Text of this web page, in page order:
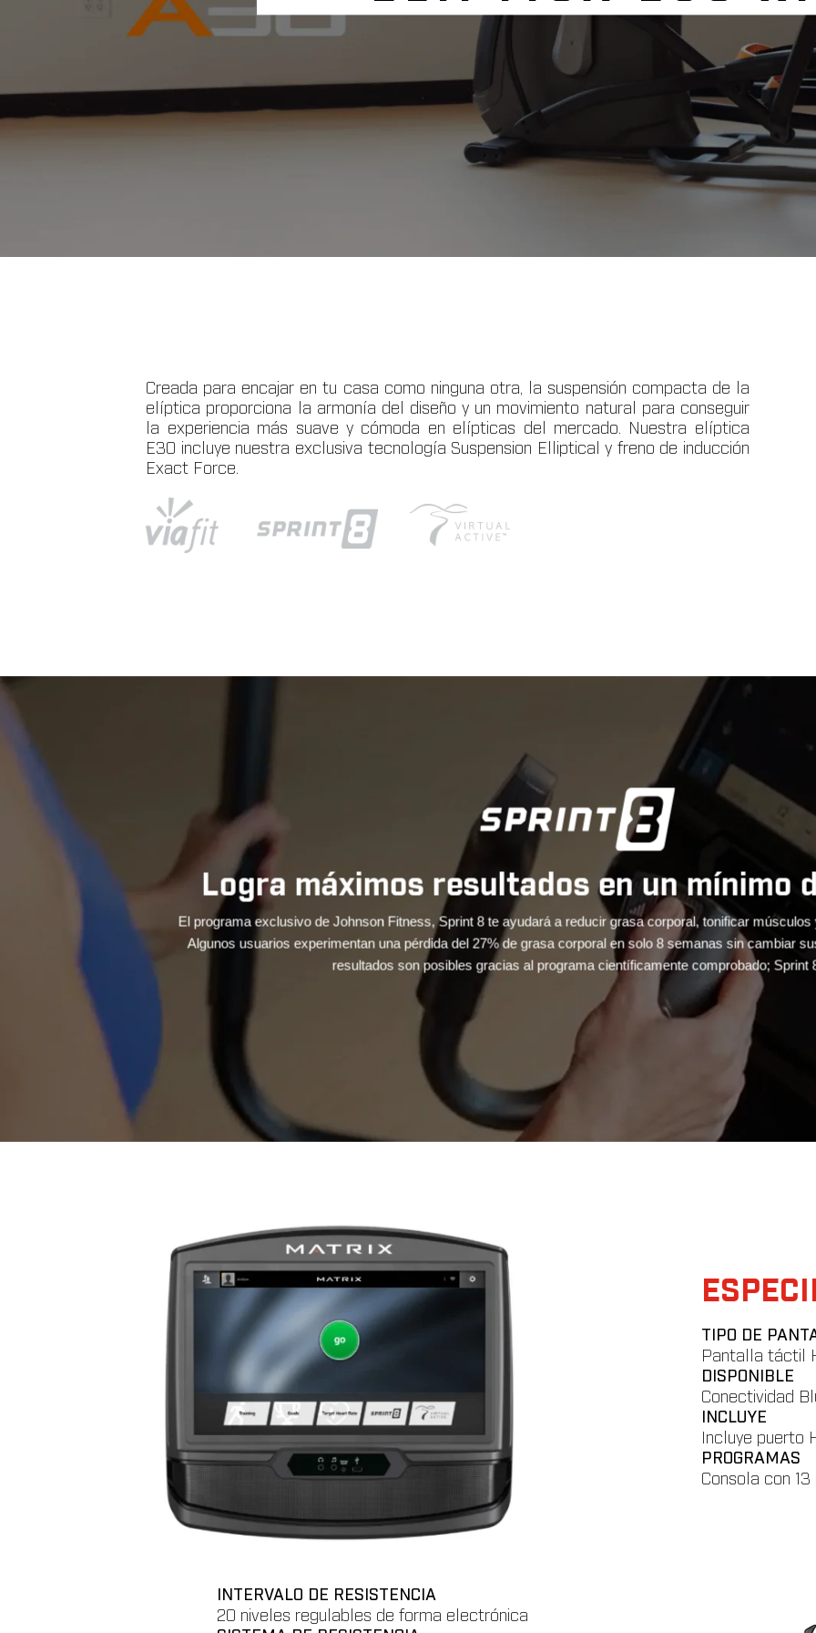
Creada para encajar en tu casa como ninguna otra, la suspensión compacta de la
elíptica proporciona la armonía del diseño y un movimiento natural para conseguir
la experiencia más suave y cómoda en elípticas del mercado. Nuestra elíptica
E30 incluye nuestra exclusiva tecnología Suspension Elliptical y freno de inducción
Exact Force.
Viaja por el mundo sin salir de tu
Lleva una experiencia de entrenamiento innmersiva a tu hogar con videos en alta definición de
consola de tu equipo y se sincronizan a la velocidad e intensidad de tu entrenamiento. La consola
El Norte de Italia y el Suroeste Americano.
TIPO DE
Pantalla táctil
DISPONIBLE
Conectividad
INCLUYE
Incluye puerto
PROGRAMAS
Consola con
INTERVALO DE RESISTENCIA
20 niveles regulables de forma electrónica